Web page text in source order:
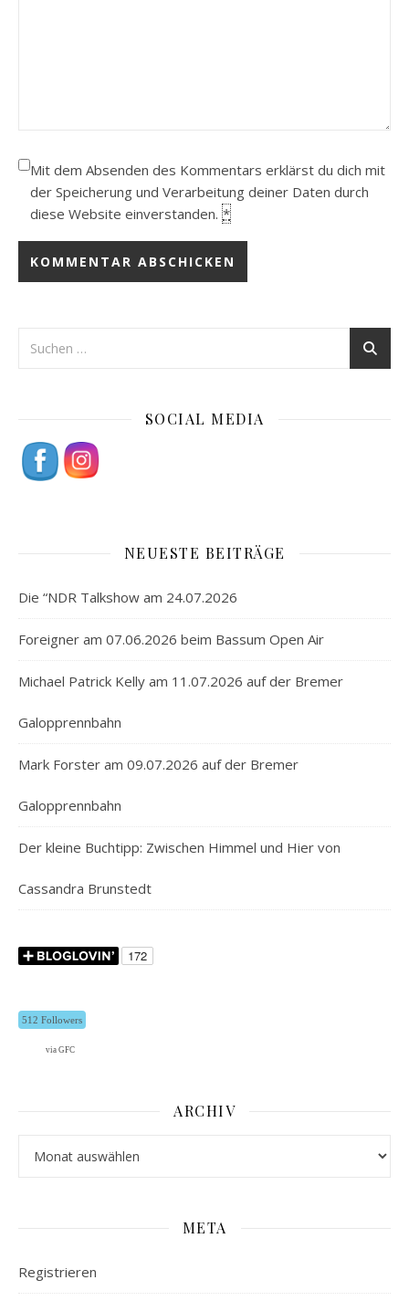
Mit dem Absenden des Kommentars erklärst du dich mit
der Speicherung und Verarbeitung deiner Daten durch
diese Website einverstanden. *
SOCIAL MEDIA
NEUESTE BEITRÄGE
Die “NDR Talkshow am 24.07.2026
Foreigner am 07.06.2026 beim Bassum Open Air
Michael Patrick Kelly am 11.07.2026 auf der Bremer
Galopprennbahn
Mark Forster am 09.07.2026 auf der Bremer
Galopprennbahn
Der kleine Buchtipp: Zwischen Himmel und Hier von
Cassandra Brunstedt
512 Followers
via GFC
ARCHIV
META
Registrieren